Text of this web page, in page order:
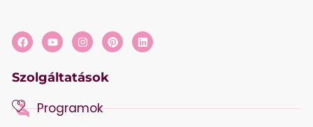
Szolgáltatások
Programok